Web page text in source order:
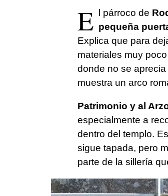
E l párroco de
pequeña
Explica que para
materiales muy
donde no se
muestra un arco
Patrimonio y al
especialmente a
dentro del templo.
sigue tapada, pero
parte de la sillería